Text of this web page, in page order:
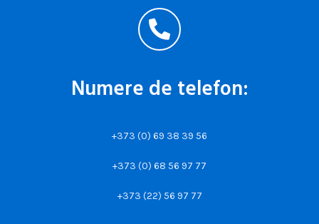
Numere de telefon:
+373 (0) 69 38 39 56
+373 (0) 68 56 97 77
+373 (22) 56 97 77